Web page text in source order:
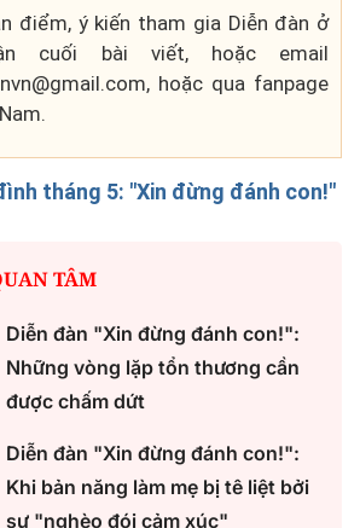
điểm, ý kiến tham gia Diễn đàn ở
cuối bài viết, hoặc email
hoặc qua fanpage
tháng 5: "Xin đừng đánh con!"
TÂM
Diễn đàn "Xin đừng đánh con!":
Những vòng lặp tổn thương cần
được chấm dứt
Diễn đàn "Xin đừng đánh con!":
Khi bản năng làm mẹ bị tê liệt bởi
sự "nghèo đói cảm xúc"